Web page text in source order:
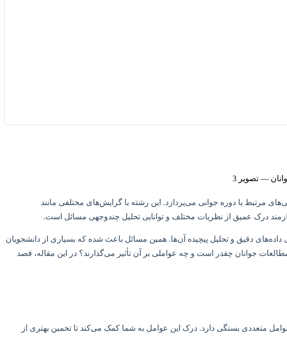
مرتبط با دوره جوانی می‌پردازد. این رشته با گرایش‌های مختلفی مانند
درک عمیق از نظریات مختلف و توانایی تحلیل چندوجهی مسائل است.
دقیق و تحلیل پیچیده آن‌ها. همین مسائل باعث شده که بسیاری از دانشجویان
جوانان چقدر است و چه عواملی بر آن تأثیر می‌گذارند؟ در این مقاله، قصد
متعددی بستگی دارد. درک این عوامل به شما کمک می‌کند تا تخمین بهتری از